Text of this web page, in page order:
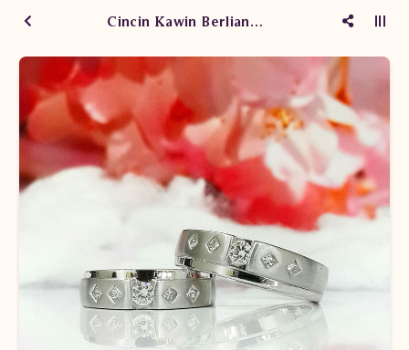
Cincin Kawin Berlian WM1513 Ste TdT